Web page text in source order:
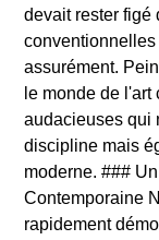
devait rester figé
assurément.
le monde de
audacieuses qui
discipline mais
moderne. ###
Contemporaine
rapidement